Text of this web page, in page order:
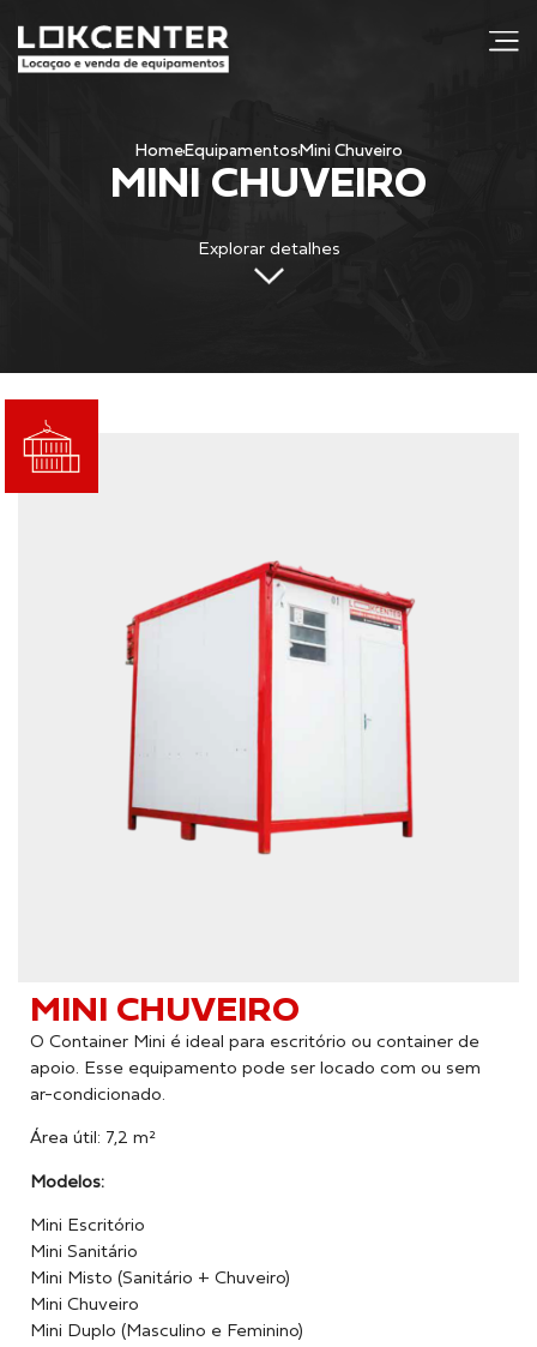
HomeEquipamentosMini Chuveiro
MINI CHUVEIRO
Explorar detalhes
MINI CHUVEIRO
O Container Mini é ideal para escritório ou container de
apoio. Esse equipamento pode ser locado com ou sem
ar-condicionado.
Área útil: 7,2 m²
Modelos:
Mini Escritório
Mini Sanitário
Mini Misto (Sanitário + Chuveiro)
Mini Chuveiro
Mini Duplo (Masculino e Feminino)